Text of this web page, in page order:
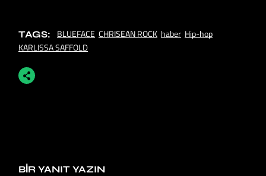
TAGS: BLUEFACE CHRISEAN ROCK haber Hip-hop
KARLISSA SAFFOLD
BIR YANIT YAZIN